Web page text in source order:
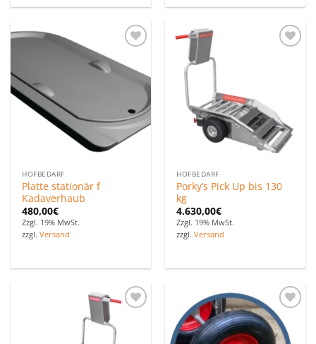
Zu den
Favoriten
hinzufügen
HOFBEDARF
Platte stationär f
Kadaverhaub
480,00€
Zzgl. 19% MwSt.
zzgl.Versand
HOFBEDARF
Porky’s Pick Up bis 130
kg
4.630,00€
Zzgl. 19% MwSt.
zzgl.Versand
Zu den
Favoriten
hinzufügen
Zu den
Favoriten
hinzufügen